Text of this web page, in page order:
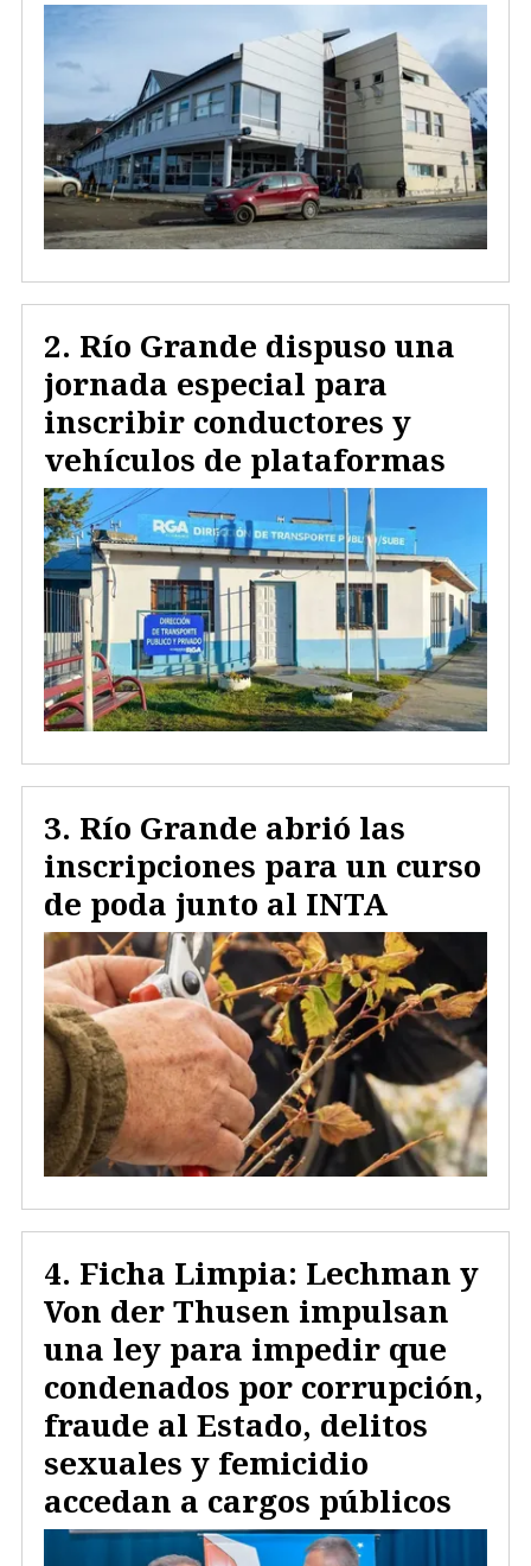
Río Grande dispuso una
jornada especial para
inscribir conductores y
vehículos de plataformas
Río Grande abrió las
inscripciones para un curso
de poda junto al INTA
Ficha Limpia: Lechman y
Von der Thusen impulsan
una ley para impedir que
condenados por corrupción,
fraude al Estado, delitos
sexuales y femicidio
accedan a cargos públicos